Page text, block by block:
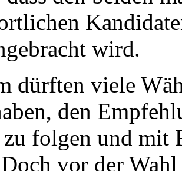
wird.
dürften viele
den
zu folgen und mit
vor der